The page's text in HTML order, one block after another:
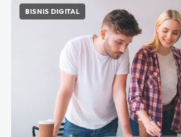
BISNIS DIGITAL